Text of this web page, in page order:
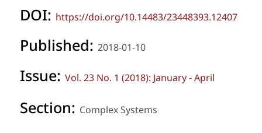
DOI: https://doi.org/10.14483/23448393.12407
Published: 2018-01-10
Issue: Vol. 23 No. 1 (2018): January - April
Section: Complex Systems